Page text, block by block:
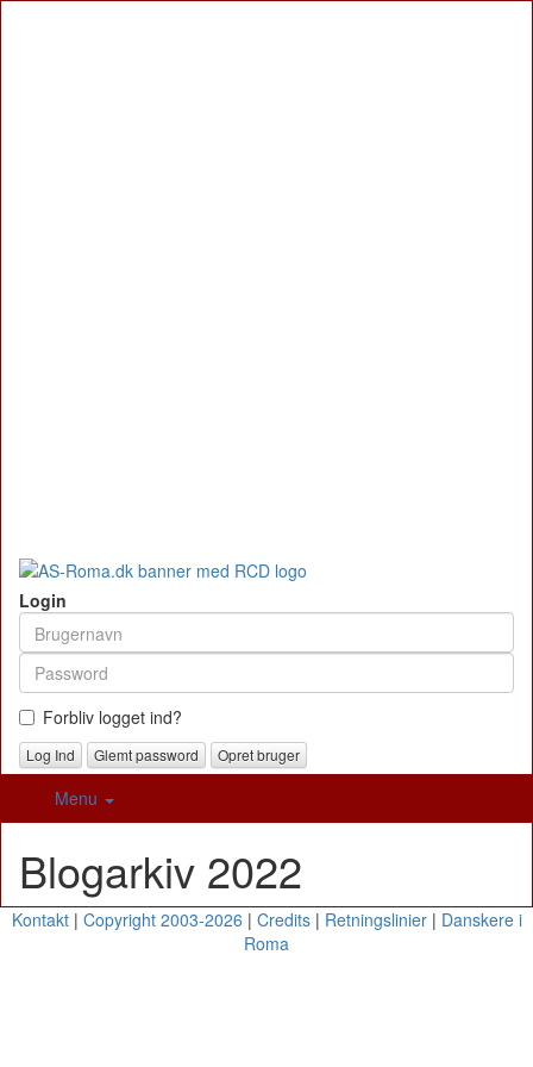
Login
Forbliv logget ind?
Glemt password Opret bruger
Menu
Blogarkiv 2022
Kontakt| Copyright 2003-2026 | Credits| Retningslinier| Danskere i
Roma